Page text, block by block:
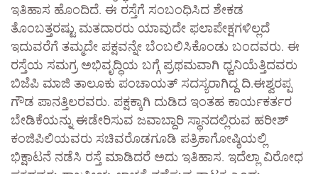
ಇತಿಹಾಸ ಹೊಂದಿದೆ. ಈ ರಸ್ತೆಗೆ ಸಂಬಂಧಿಸಿದ ಶೇಕಡ
ತೊಂಬತ್ತರಷ್ಟು ಮತದಾರರು ಯಾವುದೇ ಫಲಾಪೇಕ್ಷಗಳಿಲ್ಲದೆ
ಇದುವರೆಗೆ ತಮ್ಮದೇ ಪಕ್ಷವನ್ನೇ ಬೆಂಬಲಿಸಿಕೊಂಡು ಬಂದವರು. ಈ
ರಸ್ತೆಯ ಸಮಗ್ರ ಅಭಿವೃದ್ಧಿಯ ಬಗ್ಗೆ ಪ್ರಥಮವಾಗಿ ಧ್ವನಿಯೆತ್ತಿದವರು
ಬಿಜೆಪಿ ಮಾಜಿ ತಾಲೂಕು ಪಂಚಾಯತ್ ಸದಸ್ಯರಾಗಿದ್ದ ದಿ.ಈಶ್ವರಪ್ಪ
ಗೌಡ ಪಾನತ್ತಿಲರವರು. ಪಕ್ಷಕ್ಕಾಗಿ ದುಡಿದ ಇಂತಹ ಕಾರ್ಯಕರ್ತರ
ಬೇಡಿಕೆಯನ್ನು ಈಡೇರಿಸುವ ಜವಾಬ್ದಾರಿ ಸ್ಥಾನದಲ್ಲಿರುವ ಹರೀಶ್
ಕಂಜಿಪಿಲಿಯವರು ಸಚಿವರೊಡಗೂಡಿ ಪತ್ರಿಕಾಗೋಷ್ಠಿಯಲ್ಲಿ
ಭಿಕ್ಷಾಟನೆ ನಡೆಸಿ ರಸ್ತೆ ಮಾಡಿದರೆ ಅದು ಇತಿಹಾಸ. ಇದೆಲ್ಲಾ ವಿರೋಧ